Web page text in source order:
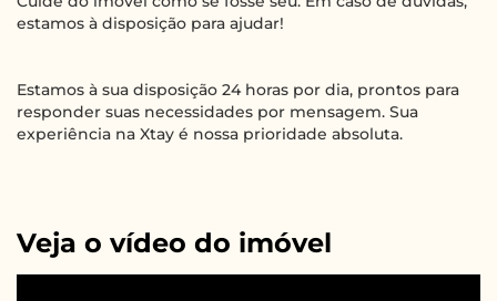
estamos à disposição para ajudar!
Estamos à sua disposição 24 horas por dia, prontos para
responder suas necessidades por mensagem. Sua
experiência na Xtay é nossa prioridade absoluta.
Veja o vídeo do imóvel